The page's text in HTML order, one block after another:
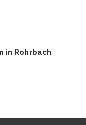
in Rohrbach